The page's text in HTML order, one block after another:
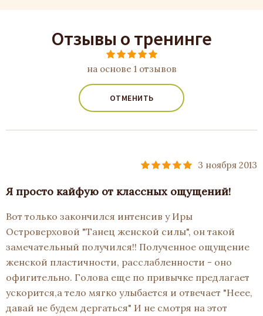
Отзывы о тренинге
на основе 1 отзывов
ОТМЕНИТЬ
3 ноября 2013
Я просто кайфую от классных ощущений!
Вот только закончился интенсив у Иры
Островерховой "Танец женской силы", он такой
замечательный получился!! Полученное ощущение
женской пластичности, расслабленности - оно
офигительно. Голова еще по привычке предлагает
ускорится,а тело мягко улыбается и отвечает "Неее,
давай не будем дергаться" И не смотря на этот